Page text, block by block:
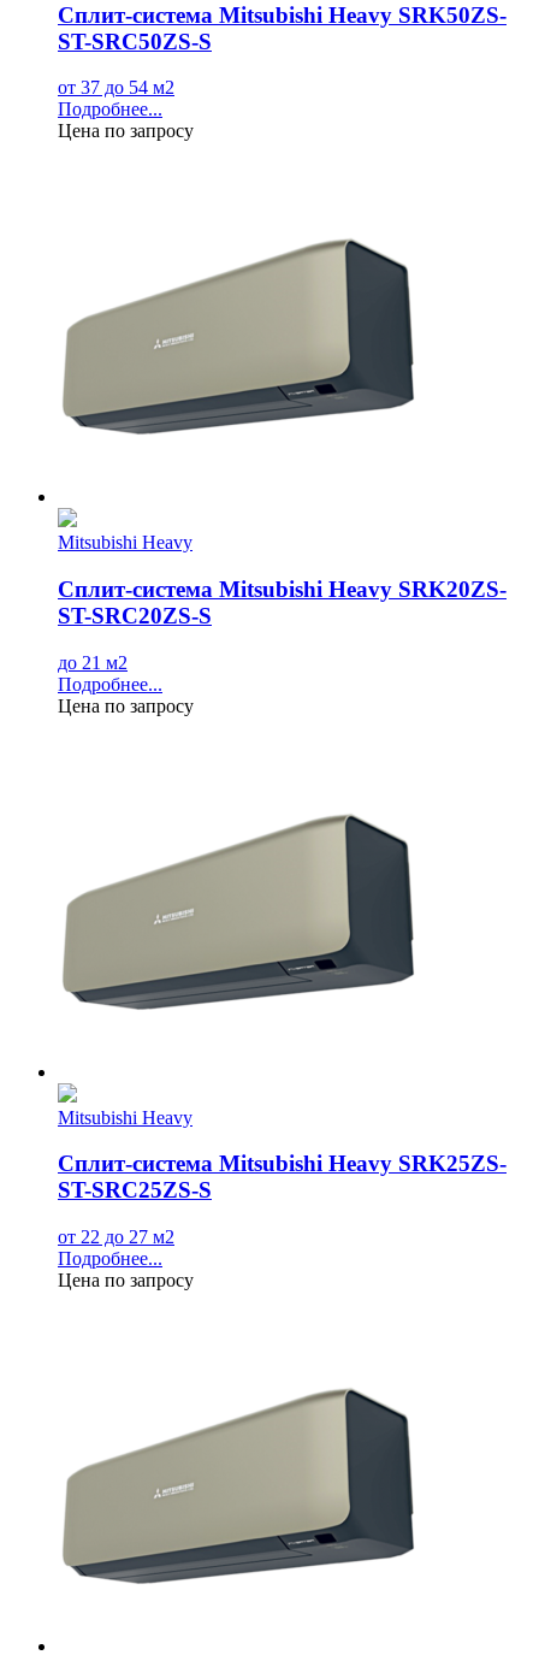
Сплит-система Mitsubishi Heavy SRK50ZS-
ST-SRC50ZS-S
от 37 до 54 м2
Подробнее...
Цена по запросу
Mitsubishi Heavy
Сплит-система Mitsubishi Heavy SRK20ZS-
ST-SRC20ZS-S
до 21 м2
Подробнее...
Цена по запросу
Mitsubishi Heavy
Сплит-система Mitsubishi Heavy SRK25ZS-
ST-SRC25ZS-S
от 22 до 27 м2
Подробнее...
Цена по запросу